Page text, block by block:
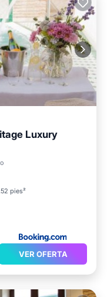
Luxury
pies²
VER OFERTA